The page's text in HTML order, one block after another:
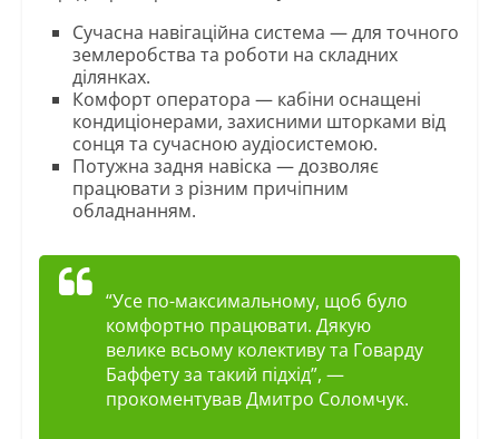
Сучасна навігаційна система — для точного
землеробства та роботи на складних
ділянках.
Комфорт оператора — кабіни оснащені
кондиціонерами, захисними шторками від
сонця та сучасною аудіосистемою.
Потужна задня навіска — дозволяє
працювати з різним причіпним
обладнанням.
“Усе по-максимальному, щоб було
комфортно працювати. Дякую
велике всьому колективу та Говарду
Баффету за такий підхід”, —
прокоментував Дмитро Соломчук.